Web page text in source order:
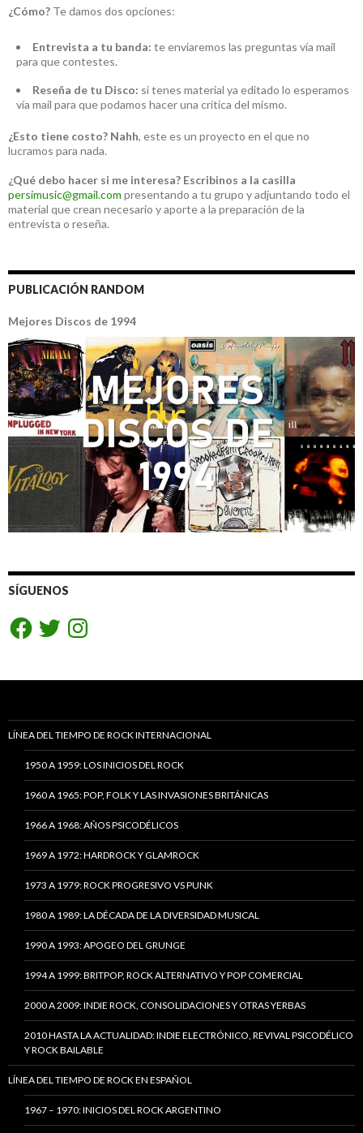
¿Cómo? Te damos dos opciones:
Entrevista a tu banda: te enviaremos las preguntas vía mail
para que contestes.
Reseña de tu Disco: si tenes material ya editado lo esperamos
vía mail para que podamos hacer una crítica del mismo.
¿Esto tiene costo? Nahh, este es un proyecto en el que no
lucramos para nada.
¿Qué debo hacer si me interesa? Escribinos a la casilla
persimusic@gmail.com presentando a tu grupo y adjuntando todo el
material que crean necesario y aporte a la preparación de la
entrevista o reseña.
PUBLICACIÓN RANDOM
Mejores Discos de 1994
SÍGUENOS
FacebookTwitterInstagram
LÍNEA DEL TIEMPO DE ROCK INTERNACIONAL
1950 A 1959: LOS INICIOS DEL ROCK
1960 A 1965: POP, FOLK Y LAS INVASIONES BRITÁNICAS
1966 A 1968: AÑOS PSICODÉLICOS
1969 A 1972: HARDROCK Y GLAMROCK
1973 A 1979: ROCK PROGRESIVO VS PUNK
1980 A 1989: LA DÉCADA DE LA DIVERSIDAD MUSICAL
1990 A 1993: APOGEO DEL GRUNGE
1994 A 1999: BRITPOP, ROCK ALTERNATIVO Y POP COMERCIAL
2000 A 2009: INDIE ROCK, CONSOLIDACIONES Y OTRAS YERBAS
2010 HASTA LA ACTUALIDAD: INDIE ELECTRÓNICO, REVIVAL PSICODÉLICO
Y ROCK BAILABLE
LÍNEA DEL TIEMPO DE ROCK EN ESPAÑOL
1967 – 1970: INICIOS DEL ROCK ARGENTINO